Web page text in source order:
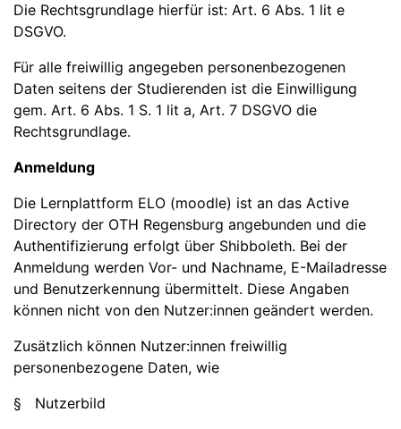
Die Rechtsgrundlage hierfür ist: Art. 6 Abs. 1 lit e
DSGVO.
Für alle freiwillig angegeben personenbezogenen
Daten seitens der Studierenden ist die Einwilligung
gem. Art. 6 Abs. 1 S. 1 lit a, Art. 7 DSGVO die
Rechtsgrundlage.
Anmeldung
Die Lernplattform ELO (moodle) ist an das Active
Directory der OTH Regensburg angebunden und die
Authentifizierung erfolgt über Shibboleth. Bei der
Anmeldung werden Vor- und Nachname, E-Mailadresse
und Benutzerkennung übermittelt. Diese Angaben
können nicht von den Nutzer:innen geändert werden.
Zusätzlich können Nutzer:innen freiwillig
personenbezogene Daten, wie
§ Nutzerbild